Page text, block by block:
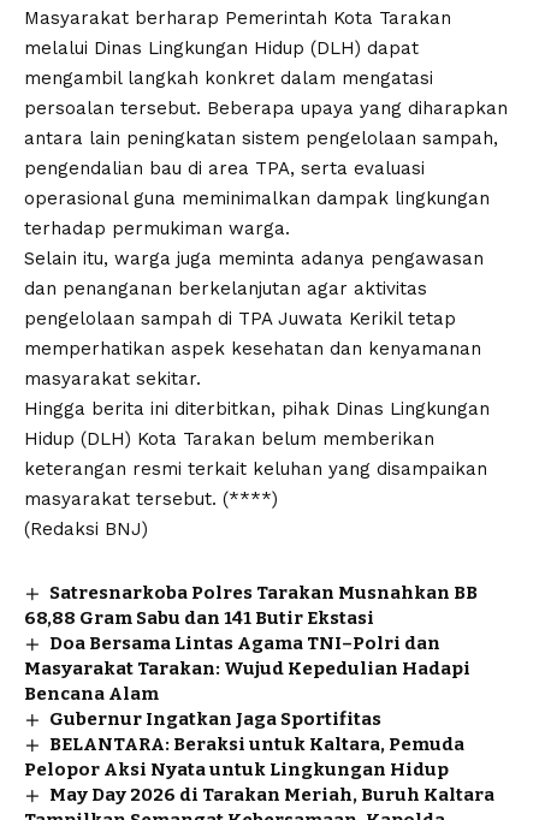
Masyarakat berharap Pemerintah Kota Tarakan
melalui Dinas Lingkungan Hidup (DLH) dapat
mengambil langkah konkret dalam mengatasi
persoalan tersebut. Beberapa upaya yang diharapkan
antara lain peningkatan sistem pengelolaan sampah,
pengendalian bau di area TPA, serta evaluasi
operasional guna meminimalkan dampak lingkungan
terhadap permukiman warga.
Selain itu, warga juga meminta adanya pengawasan
dan penanganan berkelanjutan agar aktivitas
pengelolaan sampah di TPA Juwata Kerikil tetap
memperhatikan aspek kesehatan dan kenyamanan
masyarakat sekitar.
Hingga berita ini diterbitkan, pihak Dinas Lingkungan
Hidup (DLH) Kota Tarakan belum memberikan
keterangan resmi terkait keluhan yang disampaikan
masyarakat tersebut. (****)
(Redaksi BNJ)
Satresnarkoba Polres Tarakan Musnahkan BB
68,88 Gram Sabu dan 141 Butir Ekstasi
Doa Bersama Lintas Agama TNI–Polri dan
Masyarakat Tarakan: Wujud Kepedulian Hadapi
Bencana Alam
Gubernur Ingatkan Jaga Sportifitas
BELANTARA: Beraksi untuk Kaltara, Pemuda
Pelopor Aksi Nyata untuk Lingkungan Hidup
May Day 2026 di Tarakan Meriah, Buruh Kaltara